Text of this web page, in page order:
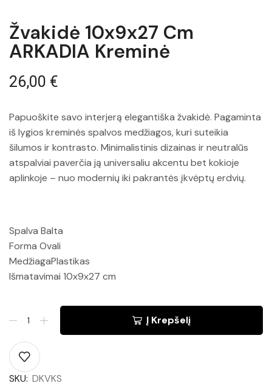
Žvakidė 10x9x27 Cm
ARKADIA Kreminė
26,00 €
Papuoškite savo interjerą elegantiška žvakidė. Pagaminta
iš lygios kreminės spalvos medžiagos, kuri suteikia
šilumos ir kontrasto. Minimalistinis dizainas ir neutralūs
atspalviai paverčia ją universaliu akcentu bet kokioje
aplinkoje – nuo ​​modernių iki pakrantės įkvėptų erdvių.
Spalva Balta
Forma Ovali
MedžiagaPlastikas
Išmatavimai 10x9x27 cm
Į Krepšelį
SKU: DKVKS